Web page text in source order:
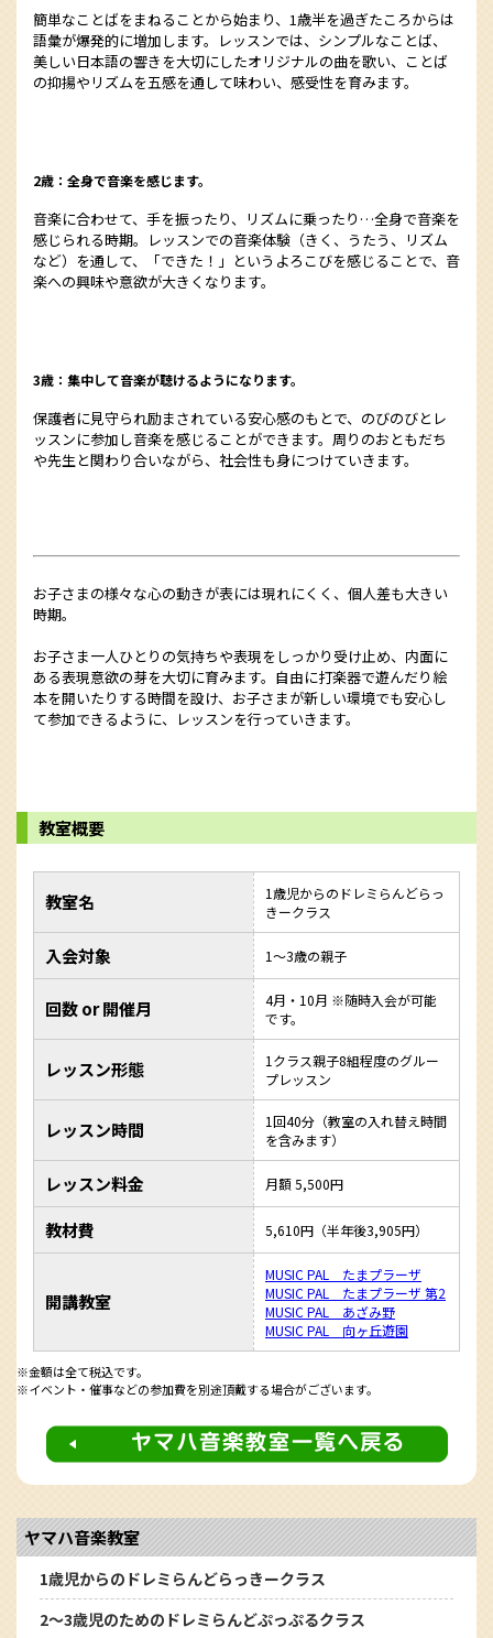
簡単なことばをまねることから始まり、1歳半を過ぎたころからは
語彙が爆発的に増加します。レッスンでは、シンプルなことば、
美しい日本語の響きを大切にしたオリジナルの曲を歌い、ことば
の抑揚やリズムを五感を通して味わい、感受性を育みます。
2歳：全身で音楽を感じます。
音楽に合わせて、手を振ったり、リズムに乗ったり…全身で音楽を
感じられる時期。レッスンでの音楽体験（きく、うたう、リズム
など）を通して、「できた！」というよろこびを感じることで、音
楽への興味や意欲が大きくなります。
3歳：集中して音楽が聴けるようになります。
保護者に見守られ励まされている安心感のもとで、のびのびとレ
ッスンに参加し音楽を感じることができます。周りのおともだち
や先生と関わり合いながら、社会性も身につけていきます。
お子さまの様々な心の動きが表には現れにくく、個人差も大きい
時期。
お子さま一人ひとりの気持ちや表現をしっかり受け止め、内面に
ある表現意欲の芽を大切に育みます。自由に打楽器で遊んだり絵
本を開いたりする時間を設け、お子さまが新しい環境でも安心し
て参加できるように、レッスンを行っていきます。
教室概要
教室名
1歳児からのドレミらんどらっ
きークラス
入会対象 1～3歳の親子
回数 or 開催月
4月・10月 ※随時入会が可能
です。
レッスン形態
1クラス親子8組程度のグルー
プレッスン
レッスン時間
1回40分（教室の入れ替え時間
を含みます）
レッスン料金 月額 5,500円
教材費 5,610円（半年後3,905円）
開講教室
MUSIC PAL たまプラーザ
MUSIC PAL たまプラーザ 第2
MUSIC PAL あざみ野
MUSIC PAL 向ヶ丘遊園
※金額は全て税込です。
※イベント・催事などの参加費を別途頂戴する場合がございます。
ヤマハ音楽教室
1歳児からのドレミらんどらっきークラス
2～3歳児のためのドレミらんどぷっぷるクラス